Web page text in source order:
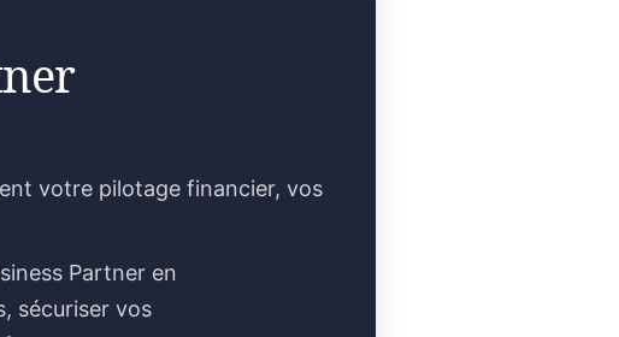
votre pilotage financier, vos
Partner en
sécuriser vos